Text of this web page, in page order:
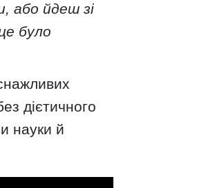
або йдеш зі
було
дієтичного
науки й